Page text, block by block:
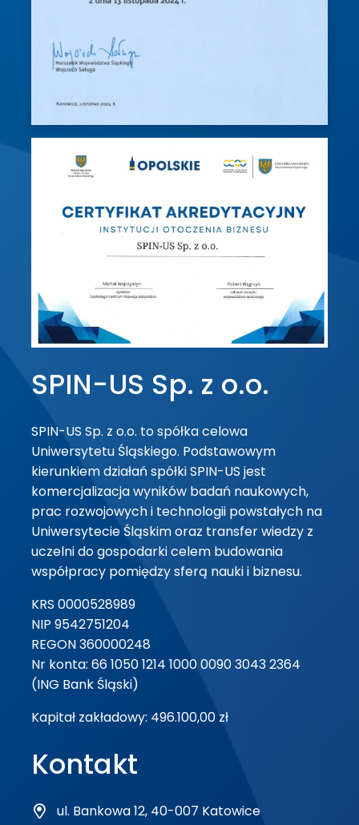
SPIN-US Sp. z o.o.
SPIN-US Sp. z o.o. to spółka celowa
Uniwersytetu Śląskiego. Podstawowym
kierunkiem działań spółki SPIN-US jest
komercjalizacja wyników badań naukowych,
prac rozwojowych i technologii powstałych na
Uniwersytecie Śląskim oraz transfer wiedzy z
uczelni do gospodarki celem budowania
współpracy pomiędzy sferą nauki i biznesu.
KRS 0000528989
NIP 9542751204
REGON 360000248
Nr konta: 66 1050 1214 1000 0090 3043 2364
(ING Bank Śląski)
Kapitał zakładowy: 496.100,00 zł
Kontakt
ul. Bankowa 12, 40-007 Katowice